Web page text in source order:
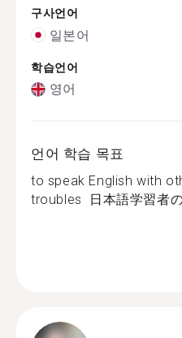
구사언어
일본어
학습언어
영어
언어 학습 목표
to speak English with
troubles 日本語学習者